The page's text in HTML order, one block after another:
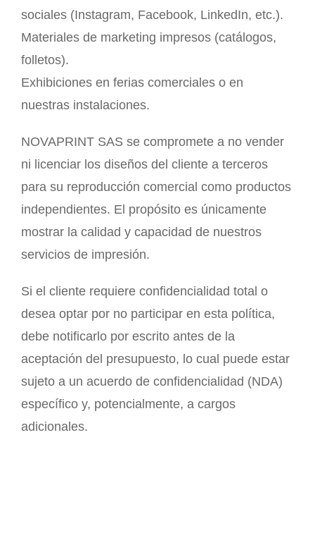
sociales (Instagram, Facebook, LinkedIn, etc.).
Materiales de marketing impresos (catálogos,
folletos).
Exhibiciones en ferias comerciales o en
nuestras instalaciones.
NOVAPRINT SAS se compromete a no vender
ni licenciar los diseños del cliente a terceros
para su reproducción comercial como productos
independientes. El propósito es únicamente
mostrar la calidad y capacidad de nuestros
servicios de impresión.
Si el cliente requiere confidencialidad total o
desea optar por no participar en esta política,
debe notificarlo por escrito antes de la
aceptación del presupuesto, lo cual puede estar
sujeto a un acuerdo de confidencialidad (NDA)
específico y, potencialmente, a cargos
adicionales.